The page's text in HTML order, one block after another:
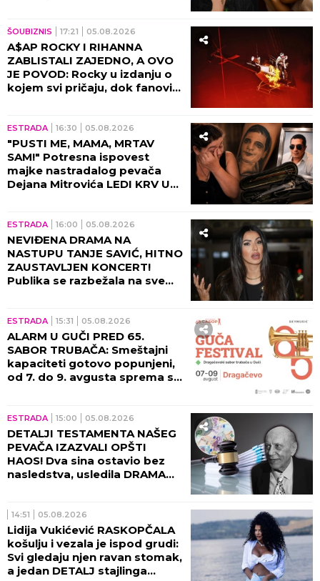
ŠOUBIZNIS 17:21 05.08.2026
A$AP ROCKY I RIHANNA
ZABLISTALI ZAJEDNO, A OVO
JE POVOD: Rocky u izdanju o
kojem svi pričaju, dok fanovi
Beogradskoj Areni!
ESTRADA 16:30 05.08.2026
"PUSTI ME, MAMA, MRTAV
SAM!" Potresna ispovest
majke nastradalog pevača
Dejana Mitrovića LEDI KRV U
ESTRADA 16:00 05.08.2026
NEVIĐENA DRAMA NA
NASTUPU TANJE SAVIĆ, HITNO
ZAUSTAVLJEN KONCERT!
Publika se razbežala na sve
ESTRADA 15:31 05.08.2026
ALARM U GUČI PRED 65.
SABOR TRUBAČA: Smeštajni
kapaciteti gotovo popunjeni,
od 7. do 9. avgusta sprema se
ESTRADA 15:00 05.08.2026
DETALJI TESTAMENTA NAŠEG
PEVAČA IZAZVALI OPŠTI
HAOS! Dva sina ostavio bez
nasledstva, usledila DRAMA
14:51 05.08.2026
Lidija Vukićević RASKOPČALA
košulju i vezala je ispod grudi:
Svi gledaju njen ravan stomak,
a jedan DETALJ stajlinga